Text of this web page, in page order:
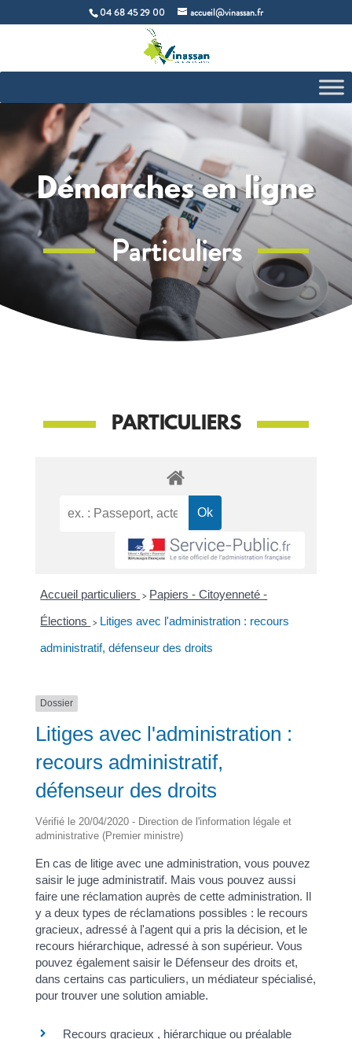
04 68 45 29 00 accueil@vinassan.fr
Démarches en ligne
Particuliers
PARTICULIERS
Accueil particuliers > Papiers - Citoyenneté -
Élections > Litiges avec l'administration : recours
administratif, défenseur des droits
Dossier
Litiges avec l'administration :
recours administratif,
défenseur des droits
Vérifié le 20/04/2020 - Direction de l'information légale et
administrative (Premier ministre)
En cas de litige avec une administration, vous pouvez
saisir le juge administratif. Mais vous pouvez aussi
faire une réclamation auprès de cette administration. Il
y a deux types de réclamations possibles : le recours
gracieux, adressé à l'agent qui a pris la décision, et le
recours hiérarchique, adressé à son supérieur. Vous
pouvez également saisir le Défenseur des droits et,
dans certains cas particuliers, un médiateur spécialisé,
pour trouver une solution amiable.
Recours gracieux , hiérarchique ou préalable